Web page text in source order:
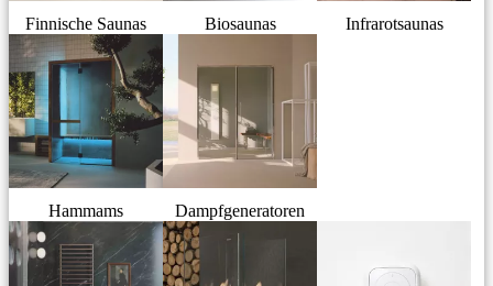
Finnische Saunas Biosaunas Infrarotsaunas
Hammams Dampfgeneratoren